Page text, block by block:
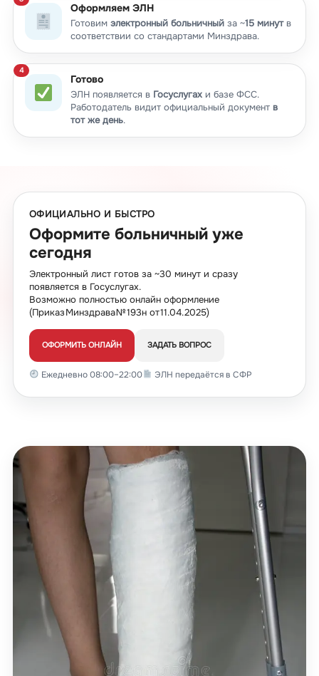
Оформляем ЭЛН
Готовим электронный больничныйза ~15 минутв
соответствии со стандартами Минздрава.
Готово
ЭЛН появляется в Госуслугахи базе ФСС.
Работодатель видит официальный документ в
тот же день.
ОФИЦИАЛЬНО И БЫСТРО
Оформите больничный уже
сегодня
Электронный лист готов за ~30 минут и сразу
появляется в Госуслугах.
Возможно полностью онлайн оформление
(Приказ Минздрава № 193н от 11.04.2025)
ОФОРМИТЬ ОНЛАЙН ЗАДАТЬ ВОПРОС
Ежедневно 08:00–22:00 ЭЛН передаётся в СФР